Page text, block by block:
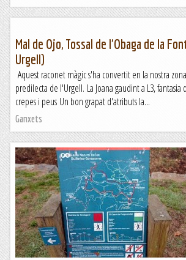
Mal de Ojo, Tossal de l'Obaga de la
Urgell)
Aquest raconet màgic s'ha convertit en la nostra zona
predilecta de l'Urgell. La Joana gaudint a L3, fantasia
crepes i peus Un bon grapat d'atributs la...
Ganxets